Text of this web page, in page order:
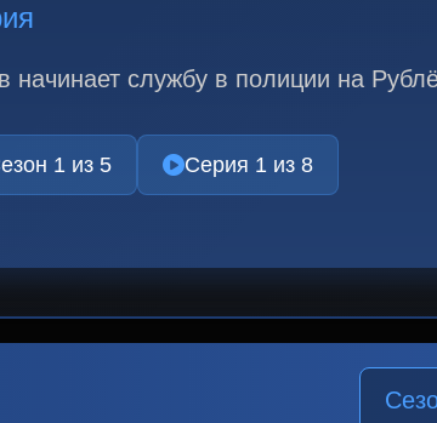
начинает службу в полиции на
1 из 5 Серия 1 из 8